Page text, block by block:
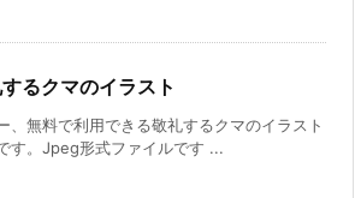
るクマのイラスト
、無料で利用できる敬礼するクマのイラスト
す。Jpeg形式ファイルです ...